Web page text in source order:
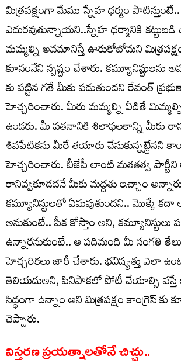
మిత్రపక్షంగా మేము స్నేహ ధర్మం
ఎదురవుతున్నాయని..స్నేహ ధర్మానికి
మమ్మల్ని అవమానిస్తే ఊరుకోబోమని
కూనంనేని స్పష్టం చేశారు. కమ్యూనిష్టులను
కు పట్టిన గతే మీకు పడుతుందని రేవంత్
హెచ్చరించారు. మీరు మమ్మల్ని వీడితే
ఉండరు. మీ పతనానికి శిలాఫలకాన్ని మీరు
శివపేటికను మీరే తయారు చేసుకున్నట్టేనని
హెచ్చరించారు. బీజేపీ లాంటి మతతత్వ పార్టీని
రానివ్వకూడదనే మీకు మద్దతు ఇచ్చాం
కమ్యూనిస్టులతో ఏమవుతుందని.. మొక్కే
అనుకుంటే.. పీక కోస్తాం అని,
ఉన్నారనుకుంటే.. ఆ పదిమంది మీ సంగతి
హెచ్చరికలు జారీ చేశారు. భవిష్యత్తు ఎలా
తెలియదుఅని, పినిపాకలో పోటీ చేయాల్సి వస్తే
సిద్ధంగా ఉన్నాం అని మిత్రపక్షం కాంగ్రెస్ కు
చెప్పారు.
విస్తరణ ప్రయత్నాలతోనే చిచ్చు..